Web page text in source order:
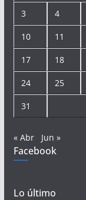
3 4
10 11
17 18
24 25
31
« Abr Jun »
Facebook
Lo último